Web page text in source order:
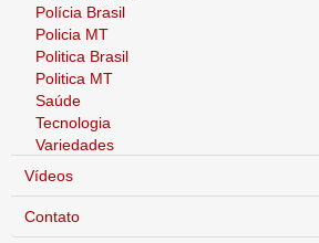
Polícia Brasil
Policia MT
Politica Brasil
Politica MT
Saúde
Tecnologia
Variedades
Vídeos
Contato